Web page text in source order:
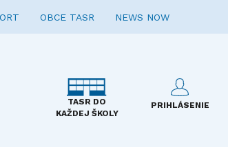
OBCE TASR NEWS NOW
TASR DO
KAŽDEJ ŠKOLY
PRIHLÁSENIE